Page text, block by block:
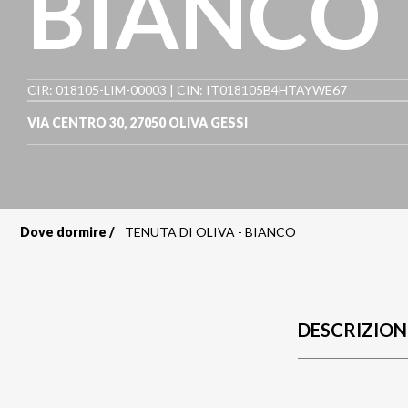
CIR: 018105-LIM-00003 | CIN: IT018105B4HTAYWE67
VIA CENTRO 30, 27050 OLIVA GESSI
Dove dormire TENUTA DI OLIVA - BIANCO